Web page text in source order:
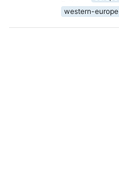
western-europe